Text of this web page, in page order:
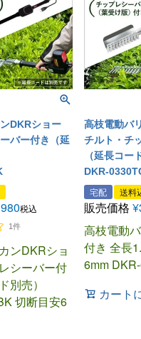
DKRショー
バー付き（延
税込
1件
ンDKRショ
シーバー付
別売）
切断目安6
高枝電動バ
チルト・チ
（延長コー
DKR-
宅配 送料
販売価格 ¥
高枝電動
付き 全長
6mm
カート